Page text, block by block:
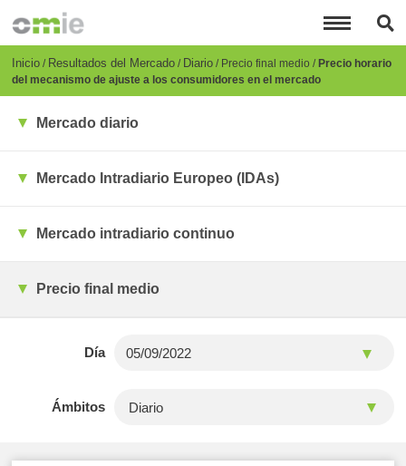
principal
Breadcrumb
Inicio Resultados del Mercado Diario Precio final medio Precio horario
del mecanismo de ajuste a los consumidores en el mercado
Mercado diario
Mercado Intradiario Europeo (IDAs)
Mercado intradiario continuo
Precio final medio
Día
Ámbitos